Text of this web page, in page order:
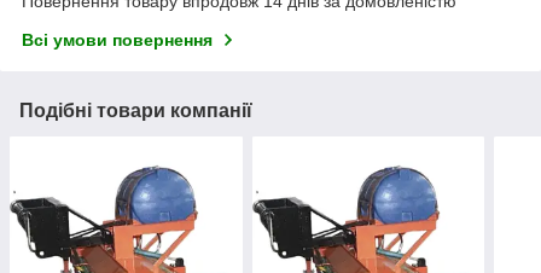
Всі умови повернення
Подібні товари компанії